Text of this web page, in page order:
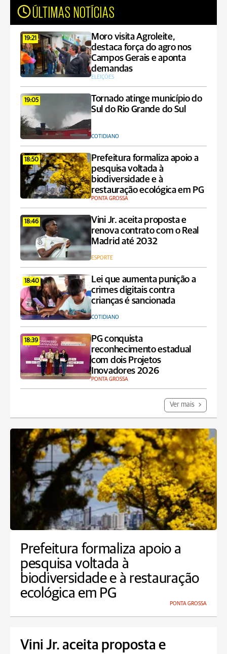
ÚLTIMAS NOTÍCIAS
19:21
Moro visita Agroleite,
destaca força do agro nos
Campos Gerais e aponta
demandas
ELEIÇÕES
19:05
Tornado atinge município do
Sul do Rio Grande do Sul
COTIDIANO
18:50
Prefeitura formaliza apoio a
pesquisa voltada à
biodiversidade e à
restauração ecológica em PG
PONTA GROSSA
18:46
Vini Jr. aceita proposta e
renova contrato com o Real
Madrid até 2032
ESPORTE
18:40
Lei que aumenta punição a
crimes digitais contra
crianças é sancionada
COTIDIANO
18:39
PG conquista
reconhecimento estadual
com dois Projetos
Inovadores 2026
PONTA GROSSA
Ver mais
Prefeitura formaliza apoio a
pesquisa voltada à
biodiversidade e à restauração
ecológica em PG
PONTA GROSSA
Vini Jr. aceita proposta e